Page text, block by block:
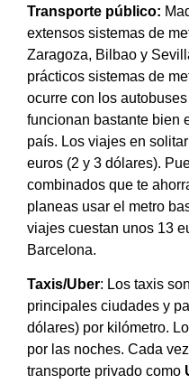
Transporte público:
extensos sistemas de
Zaragoza, Bilbao y
prácticos sistemas de
ocurre con los
funcionan bastante bien
país. Los viajes en
euros (2 y 3 dólares).
combinados que te
planeas usar el metro
viajes cuestan unos 13
Barcelona.
Taxis/Uber: Los taxis
principales ciudades y
dólares) por kilómetro.
por las noches. Cada
transporte privado como